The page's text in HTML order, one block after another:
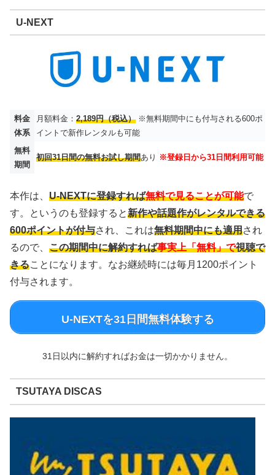
U-NEXT
料金
体系
月額料金： 2,189円（税込） ※無料期間中にも付与される600ポ
イントで新作レンタルも可能
無料
期間
初回31日間の無料お試し期間あり ※登録日から31日間利用可能
本作は、 U-NEXTに登録すれば無料で見ることが可能で
す。というのも登録すると新作や話題作がレンタルできる
600ポイントが付与され、これは無料期間中にも適用され
るので、 この期間中に解約すれば事実上「無料」で視聴で
きることになります。なお継続時には毎月1200ポイント
付与されます。
U-NEXTを31日間無料体験する
31日以内に解約すればお金は一切かかりません。
TSUTAYA DISCAS